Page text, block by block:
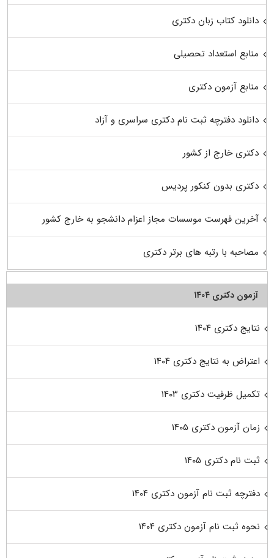
دانلود کتاب زبان دکتری
منابع استعداد تحصیلی
منابع آزمون دکتری
دانلود دفترچه ثبت نام دکتری سراسری و آزاد
دکتری خارج از کشور
دکتری بدون کنکور پردیس
آخرین فهرست موسسات مجاز اعزام دانشجو به خارج کشور
مصاحبه با رتبه های برتر دکتری
آزمون دکتری ۱۴۰۴
نتایج دکتری ۱۴۰۴
اعتراض به نتایج دکتری ۱۴۰۴
تکمیل ظرفیت دکتری ۱۴۰۳
زمان آزمون دکتری ۱۴۰۵
ثبت نام دکتری ۱۴۰۵
دفترچه ثبت نام آزمون دکتری ۱۴۰۴
نحوه ثبت نام آزمون دکتری ۱۴۰۴